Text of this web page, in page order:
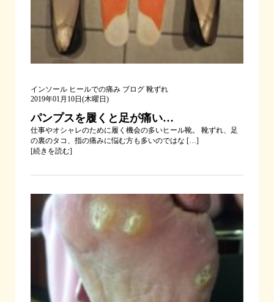
インソール ヒールでの痛み ブログ 靴ずれ
2019年01月10日(木曜日)
パンプスを履くと足が痛い…
仕事やオシャレのために履く機会の多いヒール靴。 靴ずれ、足
の裏のタコ、指の痛みに悩む方も多いのではな […]
[続きを読む]